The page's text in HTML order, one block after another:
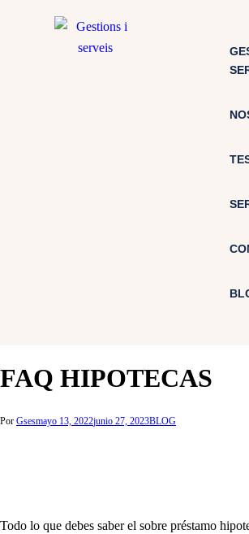
FAQ HIPOTECAS
Por Gsesmayo 13, 2022junio 27, 2023BLOG
Todo lo que debes saber el sobre préstamo